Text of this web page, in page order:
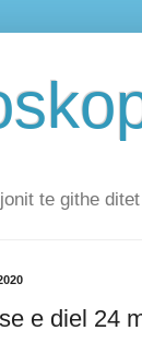
te githe
e diel 24